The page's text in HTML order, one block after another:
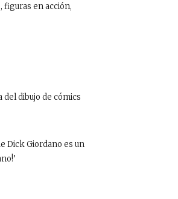
figuras en acción,
dibujo de cómics
Dick Giordano es un